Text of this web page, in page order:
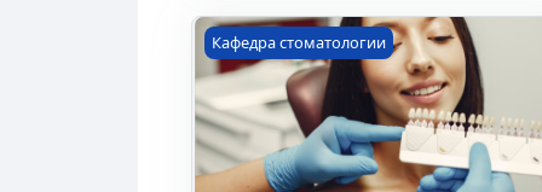
ПК "Современные аспекты
Кафедра стоматологии